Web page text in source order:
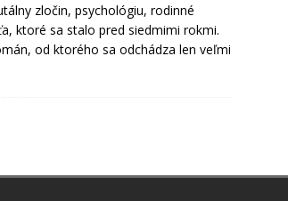
zločin, psychológiu, rodinné
ktoré sa stalo pred siedmimi rokmi.
od ktorého sa odchádza len veľmi